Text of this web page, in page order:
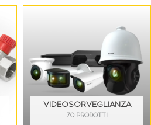
VIDEOSORVEGLIANZA
70 PRODOTTI